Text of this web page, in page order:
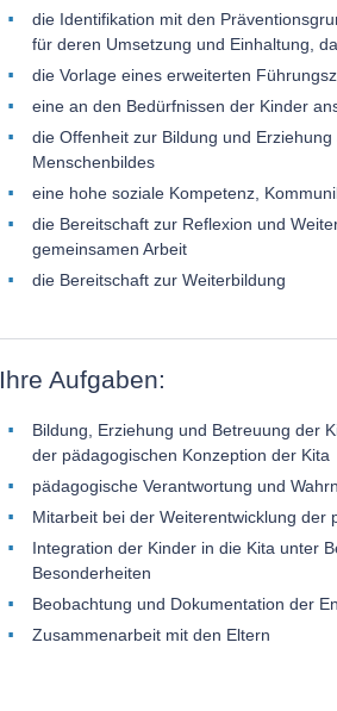
die Identifikation mit den
für deren Umsetzung und Einhaltung,
die Vorlage eines erweiterten
eine an den Bedürfnissen der Kinder
die Offenheit zur Bildung und
Menschenbildes
eine hohe soziale Kompetenz,
die Bereitschaft zur Reflexion und
gemeinsamen Arbeit
die Bereitschaft zur Weiterbildung
Ihre Aufgaben:
Bildung, Erziehung und Betreuung der
der pädagogischen Konzeption der Kita
pädagogische Verantwortung und
Mitarbeit bei der Weiterentwicklung der
Integration der Kinder in die Kita unter
Besonderheiten
Beobachtung und Dokumentation der
Zusammenarbeit mit den Eltern